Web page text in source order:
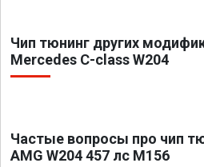
Чип тюнинг других
Mercedes C-class W204
Частые вопросы про чип
AMG W204 457 лс M156